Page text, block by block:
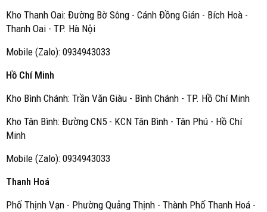
Kho Thanh Oai: Đường Bờ Sông - Cánh Đồng Gián - Bích Hoà -
Thanh Oai - TP. Hà Nội
Mobile (Zalo): 0934943033
Hồ Chí Minh
Kho Bình Chánh: Trần Văn Giàu - Bình Chánh - TP. Hồ Chí Minh
Kho Tân Bình: Đường CN5 - KCN Tân Bình - Tân Phú - Hồ Chí
Minh
Mobile (Zalo): 0934943033
Thanh Hoá
Phố Thịnh Vạn - Phường Quảng Thịnh - Thành Phố Thanh Hoá -